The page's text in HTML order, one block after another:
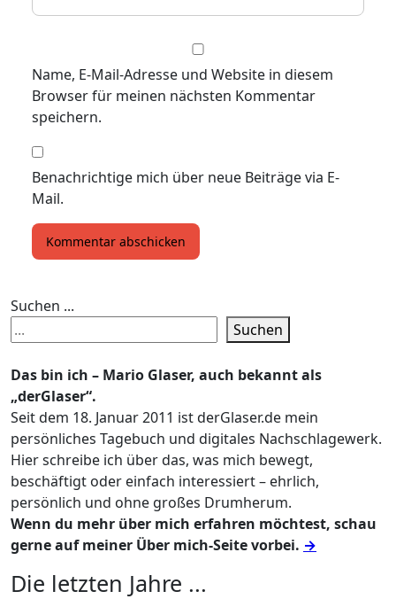
Name, E-Mail-Adresse und Website in diesem
Browser für meinen nächsten Kommentar
speichern.
Benachrichtige mich über neue Beiträge via E-
Mail.
Suchen ...
Suchen
Das bin ich – Mario Glaser, auch bekannt als
„derGlaser“.
Seit dem 18. Januar 2011 ist derGlaser.de mein
persönliches Tagebuch und digitales Nachschlagewerk.
Hier schreibe ich über das, was mich bewegt,
beschäftigt oder einfach interessiert – ehrlich,
persönlich und ohne großes Drumherum.
Wenn du mehr über mich erfahren möchtest, schau
gerne auf meiner Über mich-Seite vorbei. →
Die letzten Jahre ...